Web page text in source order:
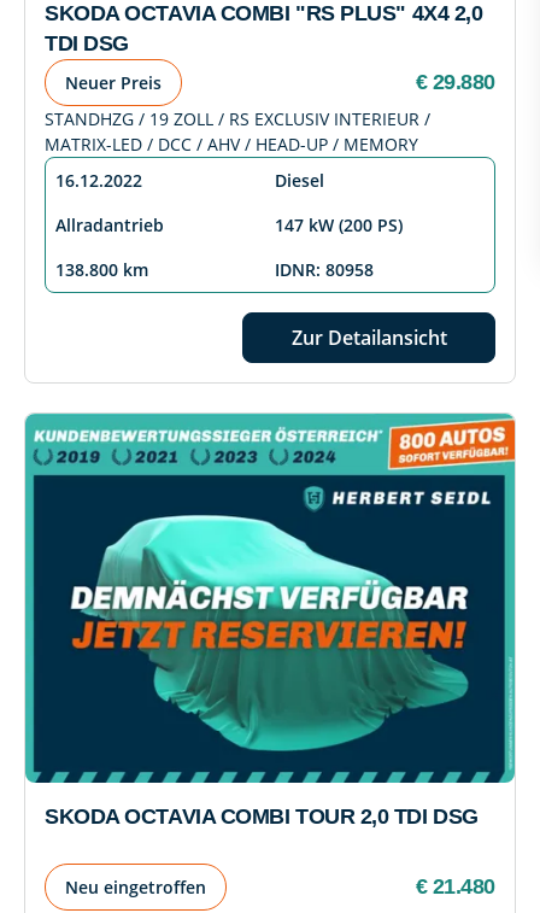
SKODA OCTAVIA COMBI "RS PLUS" 4X4 2,0
TDI DSG
Neuer Preis € 29.880
STANDHZG / 19 ZOLL / RS EXCLUSIV INTERIEUR /
MATRIX-LED / DCC / AHV / HEAD-UP / MEMORY
16.12.2022
Diesel
Allradantrieb
147 kW (200 PS)
138.800 km
IDNR: 80958
Zur Detailansicht
SKODA OCTAVIA COMBI TOUR 2,0 TDI DSG
Neu eingetroffen € 21.480